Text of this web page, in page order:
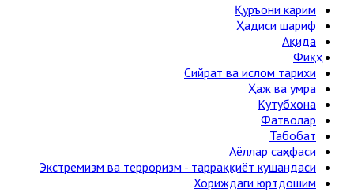
Қуръони карим
Ҳадиси шариф
Ақида
Фиқҳ
Сийрат ва ислом тарихи
Ҳаж ва умра
Кутубхона
Фатволар
Табобат
Аёллар саҳифаси
Экстремизм ва терроризм - тарраққиёт кушандаси
Хориждаги юртдошим